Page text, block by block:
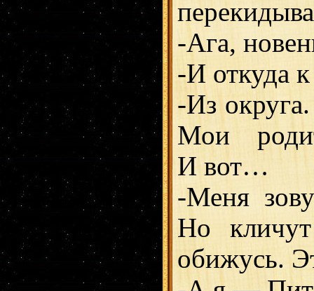
-Ага,
-И откуда
-Из
Мои
И вот…
-Меня
Но
обижусь.